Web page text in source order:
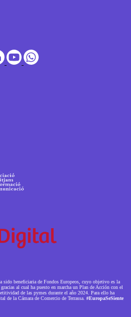
beneficiaria de Fondos Europeos, cuyo objetivo es la
al cual ha puesto en marcha un Plan de Acción con el
de las pymes durante el año 2024. Para ello ha
de la Cámara de Comercio de Terrassa. #EuropaSeSiente